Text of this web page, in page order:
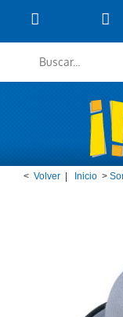
< Volver Inicio >